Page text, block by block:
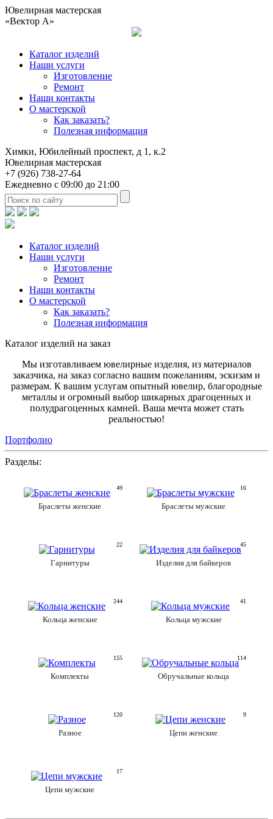
Ювелирная мастерская
«Вектор А»
Каталог изделий
Наши услуги
Изготовление
Ремонт
Наши контакты
О мастерской
Как заказать?
Полезная информация
Химки, Юбилейный проспект, д 1, к.2
Ювелирная мастерская
+7 (926) 738-27-64
Ежедневно с 09:00 до 21:00
Каталог изделий
Наши услуги
Изготовление
Ремонт
Наши контакты
О мастерской
Как заказать?
Полезная информация
Каталог изделий на заказ
Мы изготавливаем ювелирные изделия, из материалов
заказчика, на заказ согласно вашим пожеланиям, эскизам и
размерам. К вашим услугам опытный ювелир, благородные
металлы и огромный выбор шикарных драгоценных и
полудрагоценных камней. Ваша мечта может стать
реальностью!
Портфолио
Разделы:
49
Браслеты женские
16
Браслеты мужские
22
Гарнитуры
45
Изделия для байкеров
244
Кольца женские
41
Кольца мужские
155
Комплекты
114
Обручальные кольца
120
Разное
9
Цепи женские
17
Цепи мужские